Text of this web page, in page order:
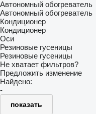
Автономный обогреватель
Автономный обогреватель
Кондиционер
Кондиционер
Оси
Резиновые гусеницы
Резиновые гусеницы
Не хватает фильтров?
Предложить изменение
Найдено:
-
показать